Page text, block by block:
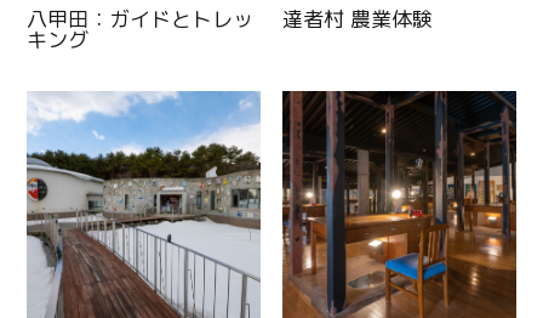
八甲田：ガイドとトレッ
キング
達者村 農業体験
Copy URL